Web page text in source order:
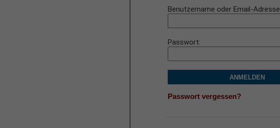
Benutzername oder Email-Adresse
Passwort
ANMELDEN
Passwort vergessen?